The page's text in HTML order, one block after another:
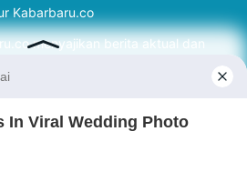
Kabarbaru.co
menyajikan berita aktual dan
dari sumber yang tepat.
Kabarbaru